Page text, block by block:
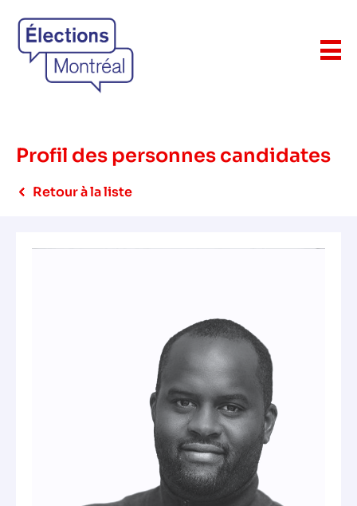
Profil des personnes candidates
Retour à la liste